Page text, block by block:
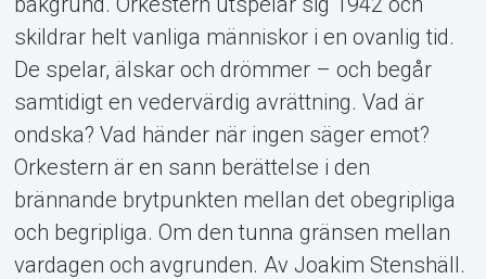
Om Tickster
skildrar helt vanliga människor i en ovanlig tid.
De spelar, älskar och drömmer – och begår
samtidigt en vedervärdig avrättning. Vad är
ondska? Vad händer när ingen säger emot?
Orkestern är en sann berättelse i den
brännande brytpunkten mellan det obegripliga
och begripliga. Om den tunna gränsen mellan
vardagen och avgrunden. Av Joakim Stenshäll.